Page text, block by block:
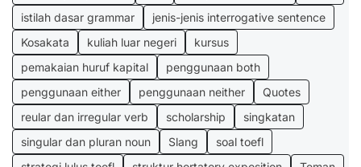
istilah dasar grammar
jenis-jenis interrogative sentence
Kosakata
kuliah luar negeri
kursus
pemakaian huruf kapital
penggunaan both
penggunaan either
penggunaan neither
Quotes
reular dan irregular verb
scholarship
singkatan
singular dan pluran noun
Slang
soal toefl